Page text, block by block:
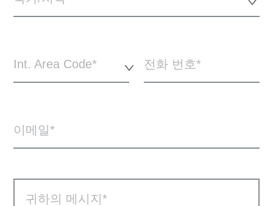
Int. Area Code* 전화 번호
이메일
귀하의 메시지